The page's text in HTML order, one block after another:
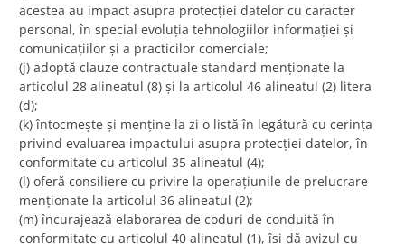
acestea au impact asupra protecției datelor cu caracter
personal, în special evoluția tehnologiilor informației și
comunicațiilor și a practicilor comerciale;
(j) adoptă clauze contractuale standard menționate la
articolul 28 alineatul (8) și la articolul 46 alineatul (2) litera
(d);
(k) întocmește și menține la zi o listă în legătură cu cerința
privind evaluarea impactului asupra protecției datelor, în
conformitate cu articolul 35 alineatul (4);
(l) oferă consiliere cu privire la operațiunile de prelucrare
menționate la articolul 36 alineatul (2);
(m) încurajează elaborarea de coduri de conduită în
conformitate cu articolul 40 alineatul (1), își dă avizul cu